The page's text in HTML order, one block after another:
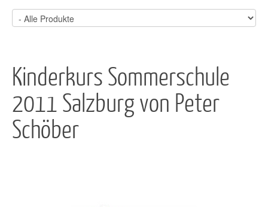
Kinderkurs Sommerschule
2011 Salzburg von Peter
Schöber